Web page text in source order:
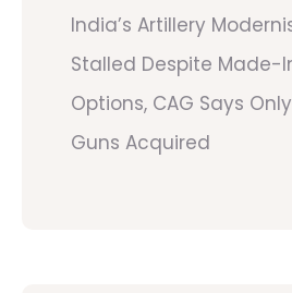
India’s Artillery
Stalled Despite Made-
Options, CAG Says
Guns Acquired